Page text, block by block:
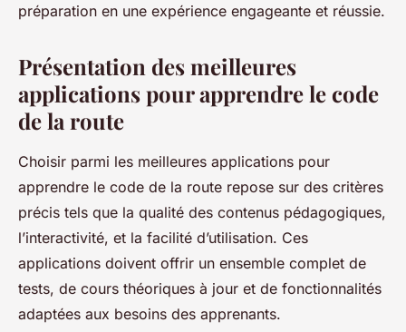
préparation en une expérience engageante et réussie.
Présentation des meilleures
applications pour apprendre le code
de la route
Choisir parmi les meilleures applications pour
apprendre le code de la route repose sur des critères
précis tels que la qualité des contenus pédagogiques,
l’interactivité, et la facilité d’utilisation. Ces
applications doivent offrir un ensemble complet de
tests, de cours théoriques à jour et de fonctionnalités
adaptées aux besoins des apprenants.